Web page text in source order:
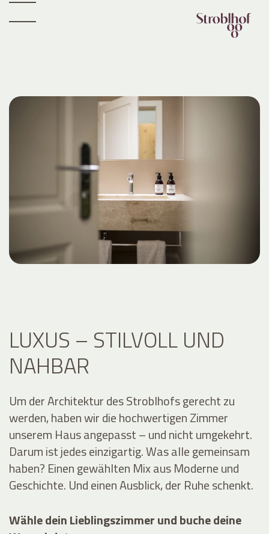
LUXUS – STILVOLL UND
NAHBAR
Um der Architektur des Stroblhofs gerecht zu
werden, haben wir die hochwertigen Zimmer
unserem Haus angepasst – und nicht umgekehrt.
Darum ist jedes einzigartig. Was alle gemeinsam
haben? Einen gewählten Mix aus Moderne und
Geschichte. Und einen Ausblick, der Ruhe schenkt.
Wähle dein Lieblingszimmer und buche deine